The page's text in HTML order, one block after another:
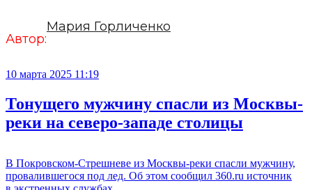
Автор:
Мария Горличенко
10 марта 2025 11:19
Тонущего мужчину спасли из Москвы-
реки на северо-западе столицы
В Покровском-Стрешневе из Москвы-реки спасли мужчину,
провалившегося под лед. Об этом сообщил 360.ru источник